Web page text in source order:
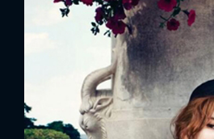
FACEBOOK